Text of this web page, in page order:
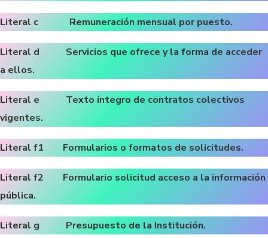
Literal c Remuneración mensual por puesto.
Literal d Servicios que ofrece y la forma de acceder
a ellos.
Literal e Texto íntegro de contratos colectivos
vigentes.
Literal f1 Formularios o formatos de solicitudes.
Literal f2 Formulario solicitud acceso a la información
pública.
Literal g Presupuesto de la Institución.